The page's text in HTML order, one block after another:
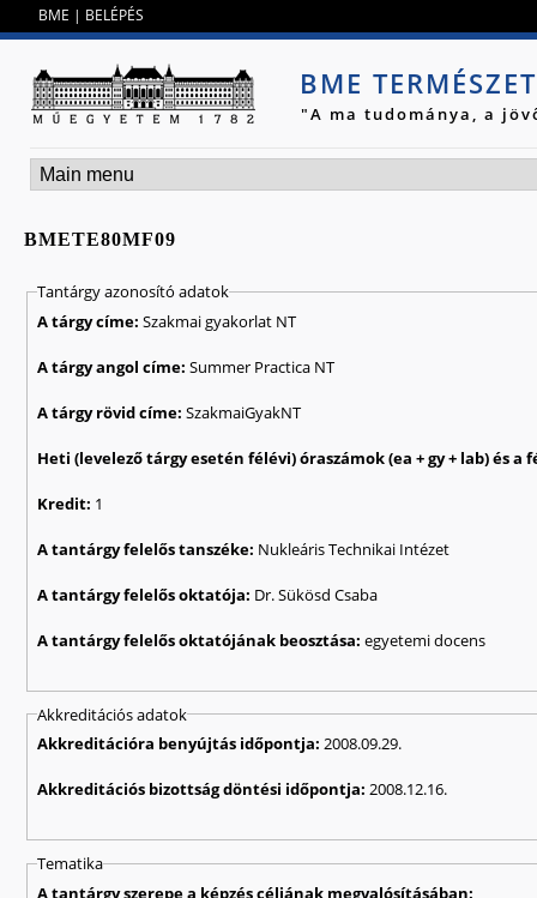
BME | BELÉPÉS
BME
"A ma tudománya, a
BMETE80MF09
Tantárgy azonosító adatok
A tárgy címe:Szakmai gyakorlat NT
A tárgy angol címe:Summer Practica NT
A tárgy rövid címe:SzakmaiGyakNT
Kredit: 1
A tantárgy felelős tanszéke: Nukleáris Technikai Intézet
A tantárgy felelős oktatója: Dr. Sükösd Csaba
A tantárgy felelős oktatójának beosztása:egyetemi docens
Akkreditációs adatok
Akkreditációra benyújtás időpontja:2008.09.29.
Akkreditációs bizottság döntési időpontja:2008.12.16.
Tematika
A tantárgy szerepe a képzés céljának megvalósításában: